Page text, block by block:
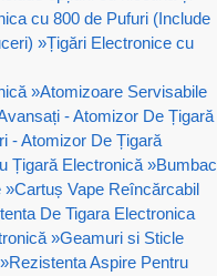
cu 800 de Pufuri (Include
»Țigări Electronice cu
»Atomizoare Servisabile
- Atomizor De Țigară
- Atomizor De Țigară
Țigară Electronică »Bumbac
»Cartuș Vape Reîncărcabil
De Tigara Electronica
»Geamuri si Sticle
»Rezistenta Aspire Pentru